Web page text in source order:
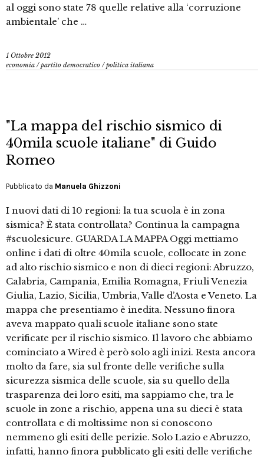
al oggi sono state 78 quelle relative alla ‘corruzione
ambientale’ che …
1 Ottobre 2012
economia /partito democratico /politica italiana
"La mappa del rischio sismico di
40mila scuole italiane" di Guido
Romeo
Pubblicato da Manuela Ghizzoni
I nuovi dati di 10 regioni: la tua scuola è in zona
sismica? È stata controllata? Continua la campagna
#scuolesicure. GUARDA LA MAPPA Oggi mettiamo
online i dati di oltre 40mila scuole, collocate in zone
ad alto rischio sismico e non di dieci regioni: Abruzzo,
Calabria, Campania, Emilia Romagna, Friuli Venezia
Giulia, Lazio, Sicilia, Umbria, Valle d’Aosta e Veneto. La
mappa che presentiamo è inedita. Nessuno finora
aveva mappato quali scuole italiane sono state
verificate per il rischio sismico. Il lavoro che abbiamo
cominciato a Wired è però solo agli inizi. Resta ancora
molto da fare, sia sul fronte delle verifiche sulla
sicurezza sismica delle scuole, sia su quello della
trasparenza dei loro esiti, ma sappiamo che, tra le
scuole in zone a rischio, appena una su dieci è stata
controllata e di moltissime non si conoscono
nemmeno gli esiti delle perizie. Solo Lazio e Abruzzo,
infatti, hanno finora pubblicato gli esiti delle verifiche